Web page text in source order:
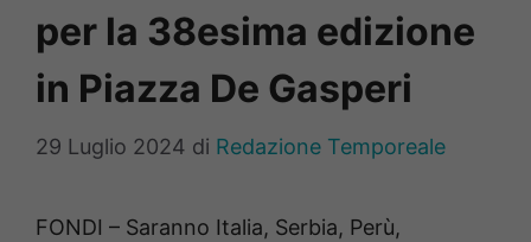
per la 38esima edizione
in Piazza De Gasperi
29 Luglio 2024 di Redazione Temporeale
FONDI – Saranno Italia, Serbia, Perù,